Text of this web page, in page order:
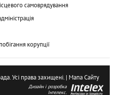
самоврядування
корупції
Усі права захищені. | Мапа Сайту
Дизайн і розробка
Інтелекс.